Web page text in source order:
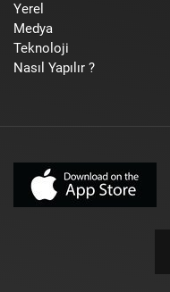
Yerel
Medya
Teknoloji
Nasıl Yapılır ?